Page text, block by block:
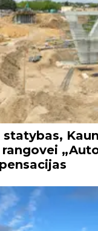
statybas,